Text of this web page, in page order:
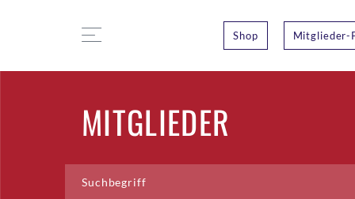
Shop Mitglieder-
MITGLIEDER